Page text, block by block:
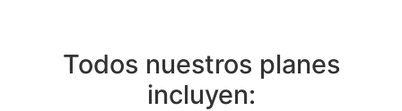
Todos nuestros planes
incluyen: